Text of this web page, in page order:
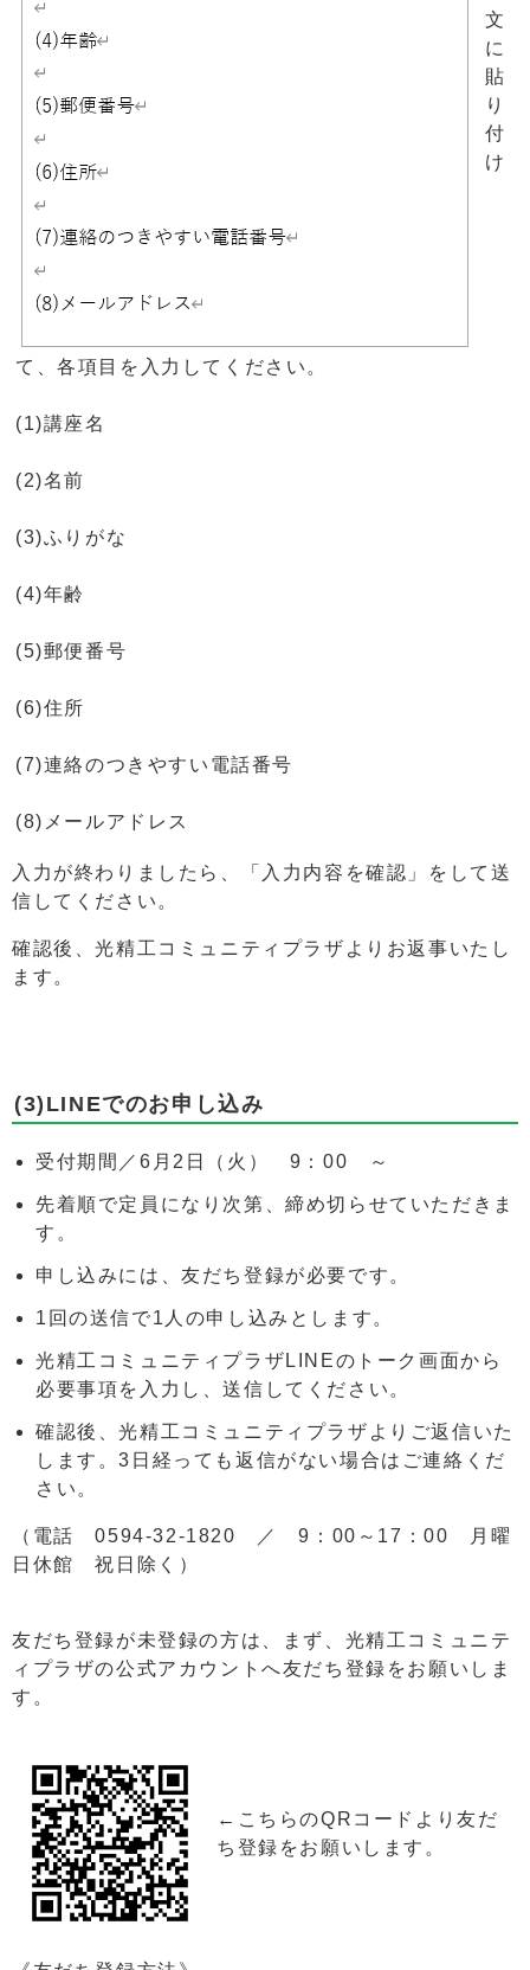
文
に
貼
り
付
け
て、各項目を入力してください。
(1)講座名
(2)名前
(3)ふりがな
(4)年齢
(5)郵便番号
(6)住所
(7)連絡のつきやすい電話番号
(8)メールアドレス
入力が終わりましたら、「入力内容を確認」をして送
信してください。
確認後、光精工コミュニティプラザよりお返事いたし
ます。
(3)LINEでのお申し込み
受付期間／6月2日（火） 9：00 ～
先着順で定員になり次第、締め切らせていただきま
す。
申し込みには、友だち登録が必要です。
1回の送信で1人の申し込みとします。
光精工コミュニティプラザLINEのトーク画面から
必要事項を入力し、送信してください。
確認後、光精工コミュニティプラザよりご返信いた
します。3日経っても返信がない場合はご連絡くだ
さい。
（電話 0594-32-1820 ／ 9：00～17：00 月曜
日休館 祝日除く）
友だち登録が未登録の方は、まず、光精工コミュニテ
ィプラザの公式アカウントへ友だち登録をお願いしま
す。
←こちらのQRコードより友だ
ち登録をお願いします。